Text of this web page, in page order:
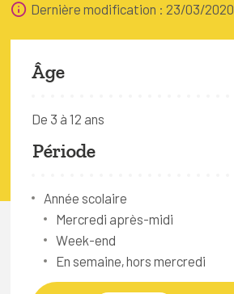
À BRUXELLES
FAQ
Connexion
Espace pro
Bruxelles Temps Libre
Dernière modification : 23/03/2020
Âge
De 3 à 12 ans
Période
Année scolaire
Mercredi après-midi
Week-end
En semaine, hors mercredi